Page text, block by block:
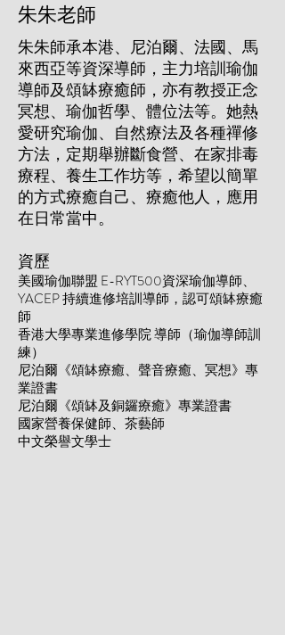
朱朱老師
朱朱師承本港、尼泊爾、法國、馬
來西亞等資深導師，主力培訓瑜伽
導師及頌缽療癒師，亦有教授正念
冥想、瑜伽哲學、體位法等。她熱
愛研究瑜伽、自然療法及各種禪修
方法，定期舉辦斷食營、在家排毒
療程、養生工作坊等，希望以簡單
的方式療癒自己、療癒他人，應用
在日常當中。
資歷
美國瑜伽聯盟 E-RYT500資深瑜伽導師、
YACEP 持續進修培訓導師，認可頌缽療癒
師
香港大學專業進修學院 導師（瑜伽導師訓
練）
尼泊爾《頌缽療癒、聲音療癒、冥想》專
業證書
尼泊爾《頌缽及銅鑼療癒》專業證書
國家營養保健師、茶藝師
中文榮譽文學士